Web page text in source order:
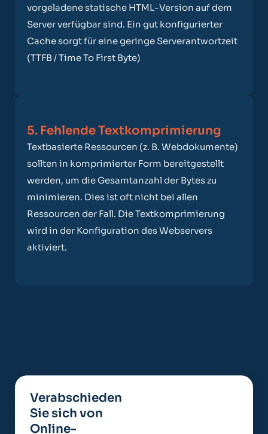
vorgeladene statische HTML-Version auf dem
Server verfügbar sind. Ein gut konfigurierter
Cache sorgt für eine geringe Serverantwortzeit
(TTFB / Time To First Byte)
5. Fehlende Textkomprimierung
Textbasierte Ressourcen (z. B. Webdokumente)
sollten in komprimierter Form bereitgestellt
werden, um die Gesamtanzahl der Bytes zu
minimieren. Dies ist oft nicht bei allen
Ressourcen der Fall. Die Textkomprimierung
wird in der Konfiguration des Webservers
aktiviert.
Verabschieden
Sie sich von
Online-